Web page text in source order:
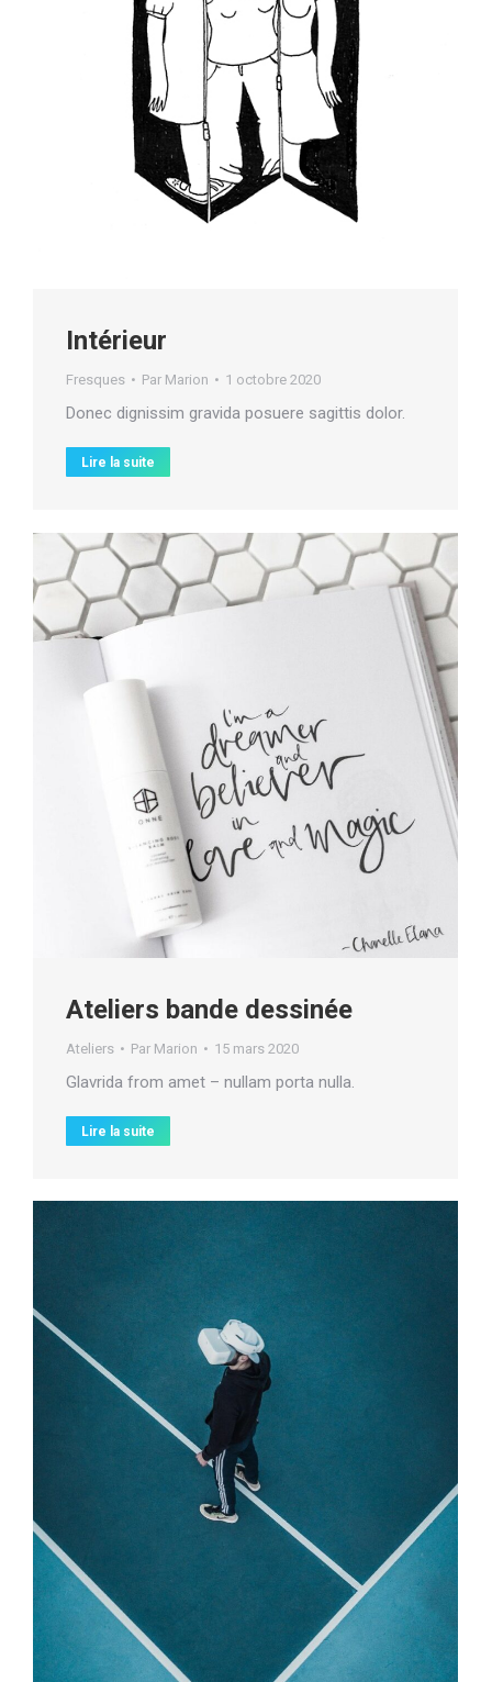
Intérieur
Fresques Par Marion 1 octobre 2020
Donec dignissim gravida posuere sagittis dolor.
Lire la suite
Ateliers bande dessinée
Ateliers Par Marion 15 mars 2020
Glavrida from amet – nullam porta nulla.
Lire la suite